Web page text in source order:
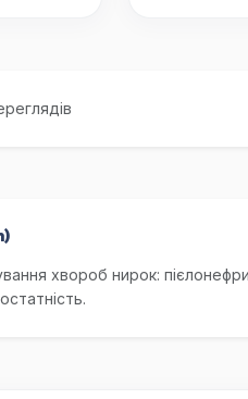
хвороб нирок: